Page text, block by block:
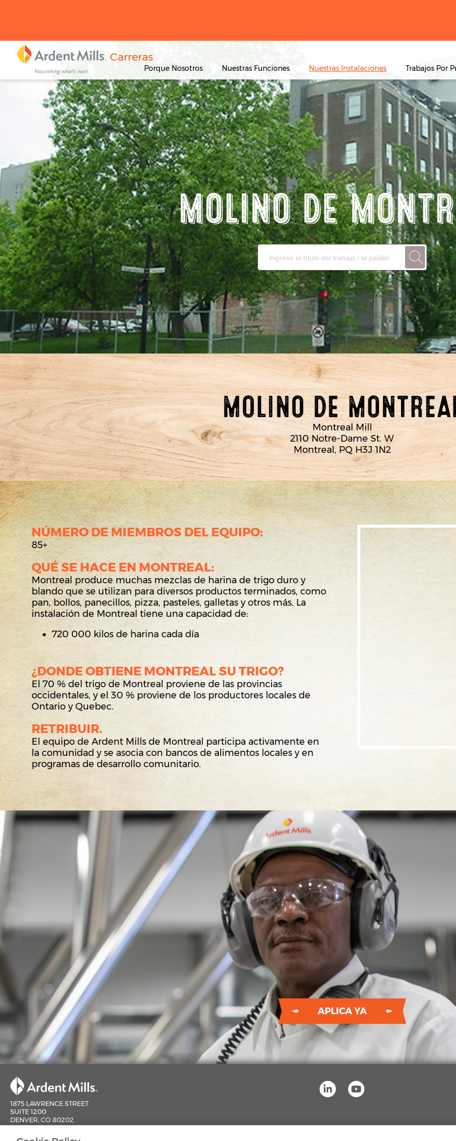
Carreras
Porque Nosotros Nuestras Funciones Nuestras Instalaciones Trabajos Por
MOLINO DE
MOLINO DE
Montreal Mill
2110 Notre-Dame St. W
Montreal, PQ H3J 1N2
NÚMERO DE MIEMBROS DEL EQUIPO:
85+
QUÉ SE HACE EN MONTREAL:
Montreal produce muchas mezclas de harina de trigo duro y
blando que se utilizan para diversos productos terminados, como
pan, bollos, panecillos, pizza, pasteles, galletas y otros más. La
instalación de Montreal tiene una capacidad de:
720 000 kilos de harina cada día
¿DONDE OBTIENE MONTREAL SU TRIGO?
El 70 % del trigo de Montreal proviene de las provincias
occidentales, y el 30 % proviene de los productores locales de
Ontario y Quebec.
RETRIBUIR.
El equipo de Ardent Mills de Montreal participa activamente en
la comunidad y se asocia con bancos de alimentos locales y en
programas de desarrollo comunitario.
APLICA YA
1875 LAWRENCE STREET
SUITE 1200
DENVER, CO 80202
800-851-9618